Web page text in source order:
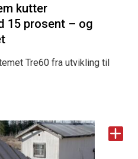
kutter
15 prosent – og
Tre60 fra utvikling til